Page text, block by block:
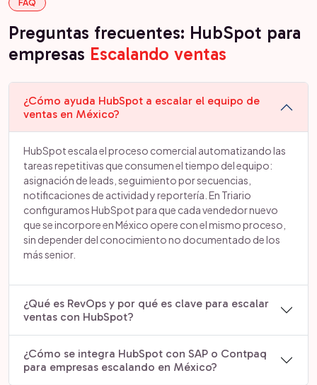
FAQ
Preguntas frecuentes: HubSpot para
empresas Escalando ventas
¿Cómo ayuda HubSpot a escalar el equipo de
ventas en México?
HubSpot escala el proceso comercial automatizando las
tareas repetitivas que consumen el tiempo del equipo:
asignación de leads, seguimiento por secuencias,
notificaciones de actividad y reportería. En Triario
configuramos HubSpot para que cada vendedor nuevo
que se incorpore en México opere con el mismo proceso,
sin depender del conocimiento no documentado de los
más senior.
¿Qué es RevOps y por qué es clave para escalar
ventas con HubSpot?
¿Cómo se integra HubSpot con SAP o Contpaq
para empresas escalando en México?